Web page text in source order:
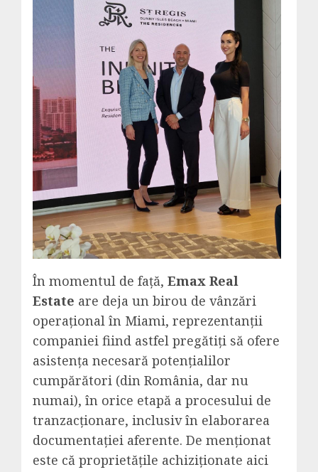
În momentul de față, Emax Real
Estate are deja un birou de vânzări
operațional în Miami, reprezentanții
companiei fiind astfel pregătiți să ofere
asistența necesară potențialilor
cumpărători (din România, dar nu
numai), în orice etapă a procesului de
tranzacționare, inclusiv în elaborarea
documentației aferente. De menționat
este că proprietățile achiziționate aici